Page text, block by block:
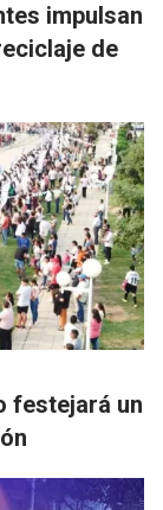
impulsan
de
festejará un